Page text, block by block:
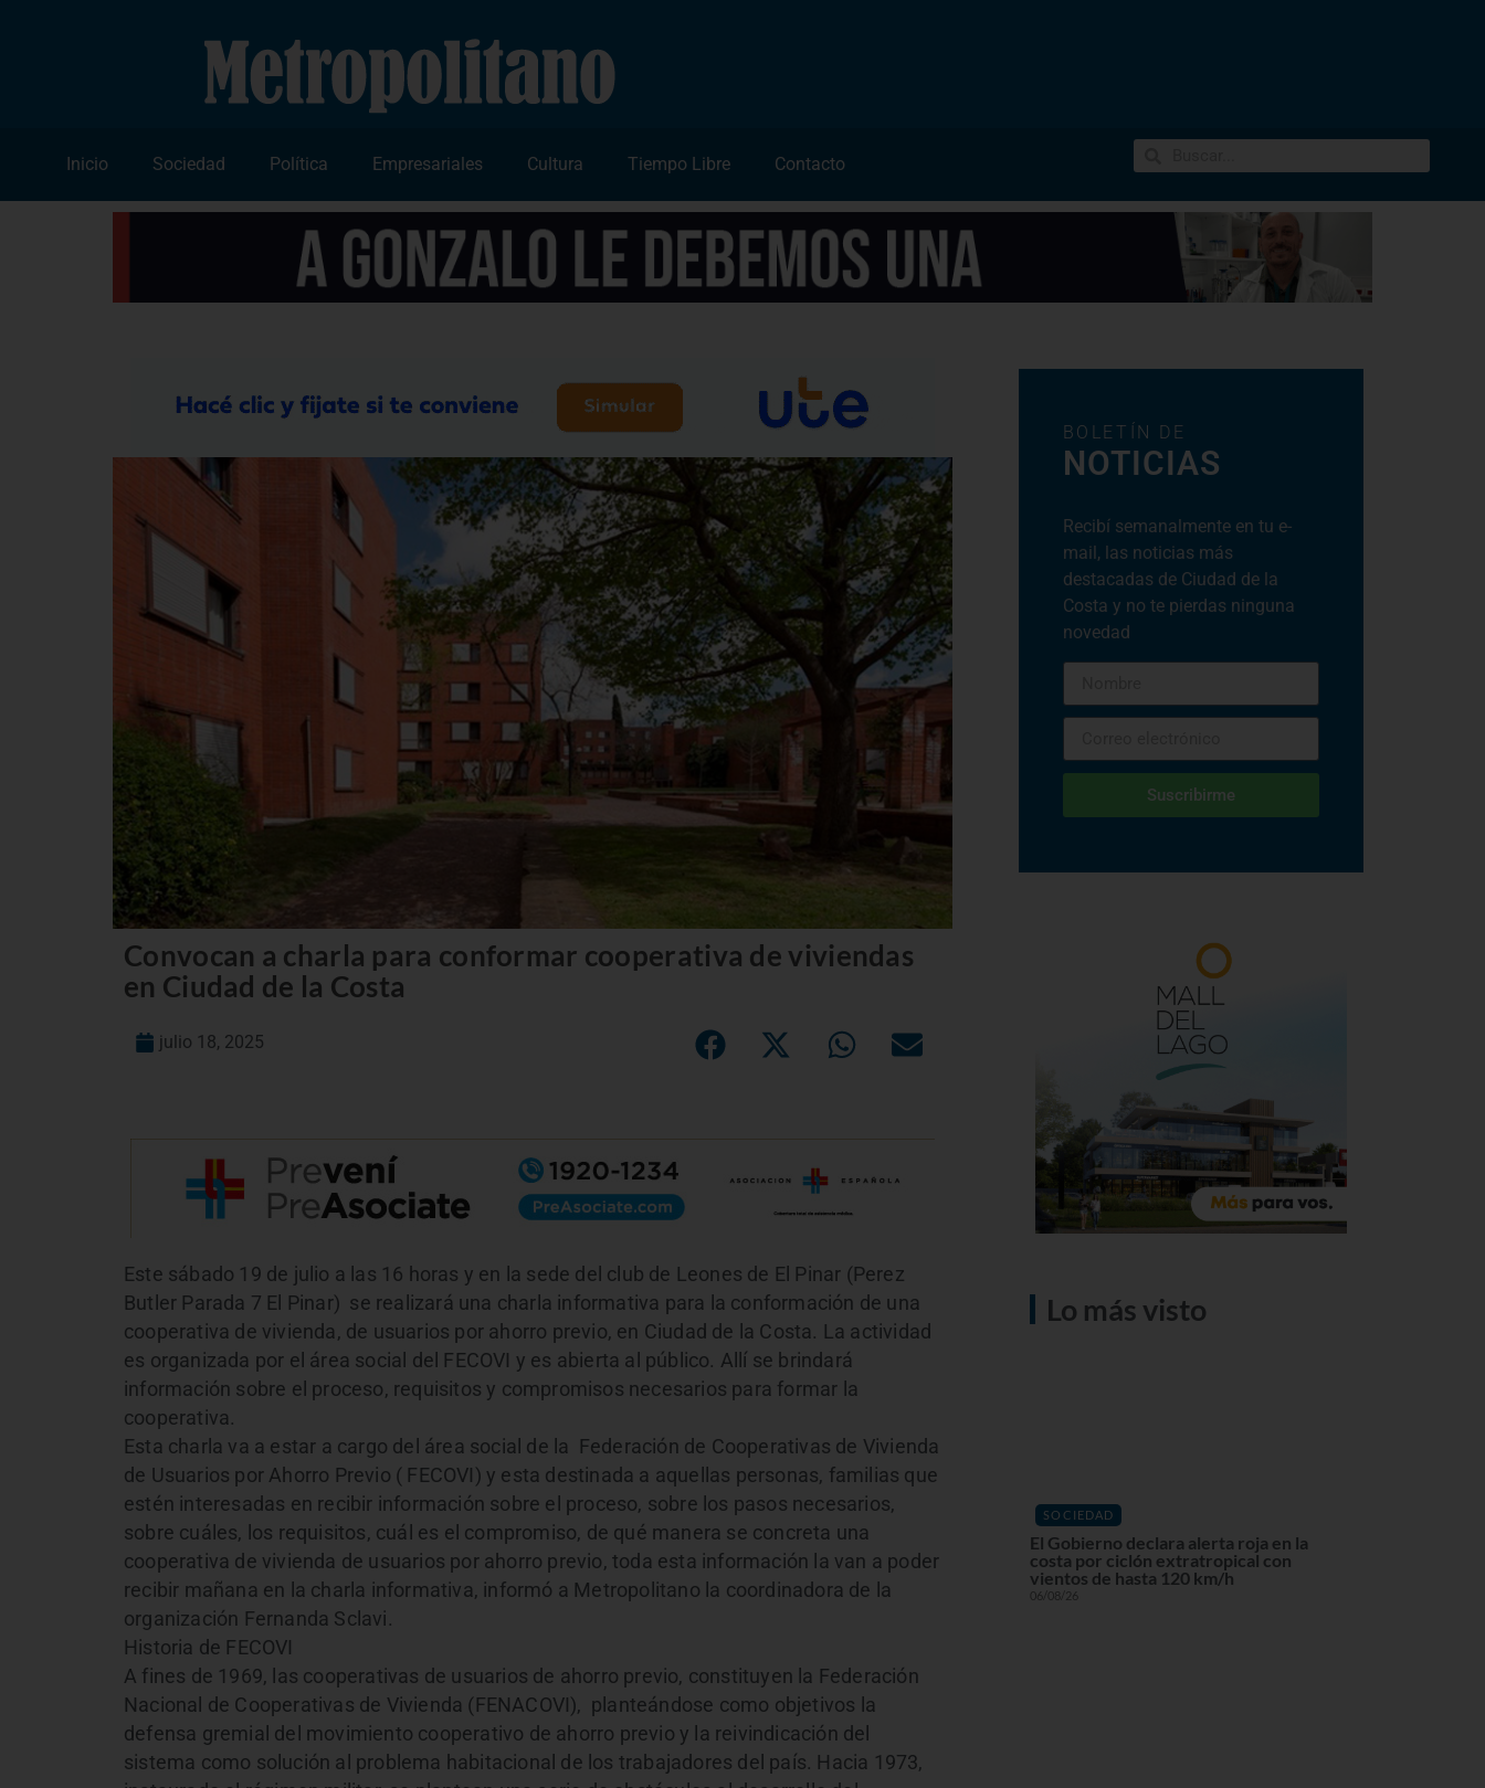
Inicio Sociedad Política Empresariales Cultura Tiempo Libre Contacto
Convocan a charla para conformar cooperativa de viviendas
en Ciudad de la Costa
julio 18, 2025
Este sábado 19 de julio a las 16 horas y en la sede del club de Leones de El Pinar (Perez
Butler Parada 7 El Pinar) se realizará una charla informativa para la conformación de una
cooperativa de vivienda, de usuarios por ahorro previo, en Ciudad de la Costa. La actividad
es organizada por el área social del FECOVI y es abierta al público. Allí se brindará
información sobre el proceso, requisitos y compromisos necesarios para formar la
cooperativa.
Esta charla va a estar a cargo del área social de la Federación de Cooperativas de Vivienda
de Usuarios por Ahorro Previo ( FECOVI) y esta destinada a aquellas personas, familias que
estén interesadas en recibir información sobre el proceso, sobre los pasos necesarios,
sobre cuáles, los requisitos, cuál es el compromiso, de qué manera se concreta una
cooperativa de vivienda de usuarios por ahorro previo, toda esta información la van a poder
recibir mañana en la charla informativa, informó a Metropolitano la coordinadora de la
organización Fernanda Sclavi.
Historia de FECOVI
A fines de 1969, las cooperativas de usuarios de ahorro previo, constituyen la Federación
Nacional de Cooperativas de Vivienda (FENACOVI), planteándose como objetivos la
defensa gremial del movimiento cooperativo de ahorro previo y la reivindicación del
sistema como solución al problema habitacional de los trabajadores del país. Hacia 1973,
BOLETÍN DE
NOTICIAS
Recibí semanalmente en tu e-
mail, las noticias más
destacadas de Ciudad de la
Costa y no te pierdas ninguna
novedad
Suscribirme
Lo más visto
SOCIEDAD
El Gobierno declara alerta roja en la
costa por ciclón extratropical con
vientos de hasta 120 km/h
06/08/26